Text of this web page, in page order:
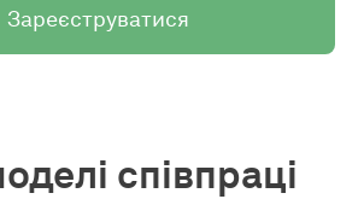
Зареєструватися
співпраці